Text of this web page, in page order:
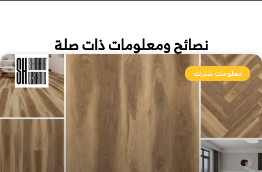
نصائح ومعلومات ذات صلة
معلومات شذرات